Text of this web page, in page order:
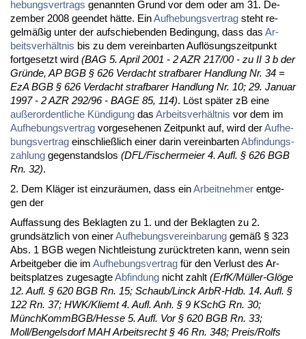
he­bungs­ver­trags ge­nann­ten Grund vor dem oder am 31. De­
zem­ber 2008 ge­en­det hätte. EinAuf­he­bungs­ver­trag steht re­
gelmäßig un­ter der auf­schie­ben­den Be­din­gung, dass das Ar­
beits­verhält­nis bis zu dem ver­ein­bar­ten Auflösungs­zeit­punkt
fort­ge­setzt wird (BAG 5. April 2001 - 2 AZR 217/00 - zu II 3 b der
Gründe, AP BGB § 626 Ver­dacht straf­ba­rer Hand­lung Nr. 34 =
EzA BGB § 626 Ver­dacht straf­ba­rer Hand­lung Nr. 10; 29. Ja­nu­ar
1997 - 2 AZR 292/96 - BA­GE 85, 114). Löst später zB ei­ne
außer­or­dent­li­che Kündi­gung das Ar­beits­verhält­nis vor dem im
Auf­he­bungs­ver­trag vor­ge­se­he­nen Zeit­punkt auf, wird derAuf­he­
bungs­ver­trag ein­sch­ließlich ei­ner dar­in ver­ein­bar­tenAb­fin­dungs­
zah­lung ge­gen­stands­los (DFL/Fi­scher­mei­er 4. Aufl. § 626 BGB
Rn. 32).
2. Dem Kläger ist ein­zuräum­en, dass einAr­beit­neh­mer ent­ge­
gen der
Auf­fas­sung des Be­klag­ten zu 1. und der Be­klag­ten zu 2.
grundsätz­lich von ei­nerAuf­he­bungs­ver­ein­ba­rung gemäß § 323
Abs. 1 BGB we­gen Nicht­leis­tung zurück­tre­ten kann, wenn sein
Ar­beit­ge­ber die im Auf­he­bungs­ver­trag für den Ver­lust des Ar­
beits­plat­zes zu­ge­sag­teAb­fin­dung nicht zahlt (ErfK/Müller-Glöge
12. Aufl. § 620 BGB Rn. 15; Schaub/Linck ArbR-Hdb. 14. Aufl. §
122 Rn. 37; HWK/Kliemt 4. Aufl. Anh. § 9 KSchG Rn. 30;
Münch­KommBGB/Hes­se 5. Aufl. Vor § 620 BGB Rn. 33;
Moll/Ben­gels­dorf MAH Ar­beits­recht § 46 Rn. 348; Preis/Rolfs